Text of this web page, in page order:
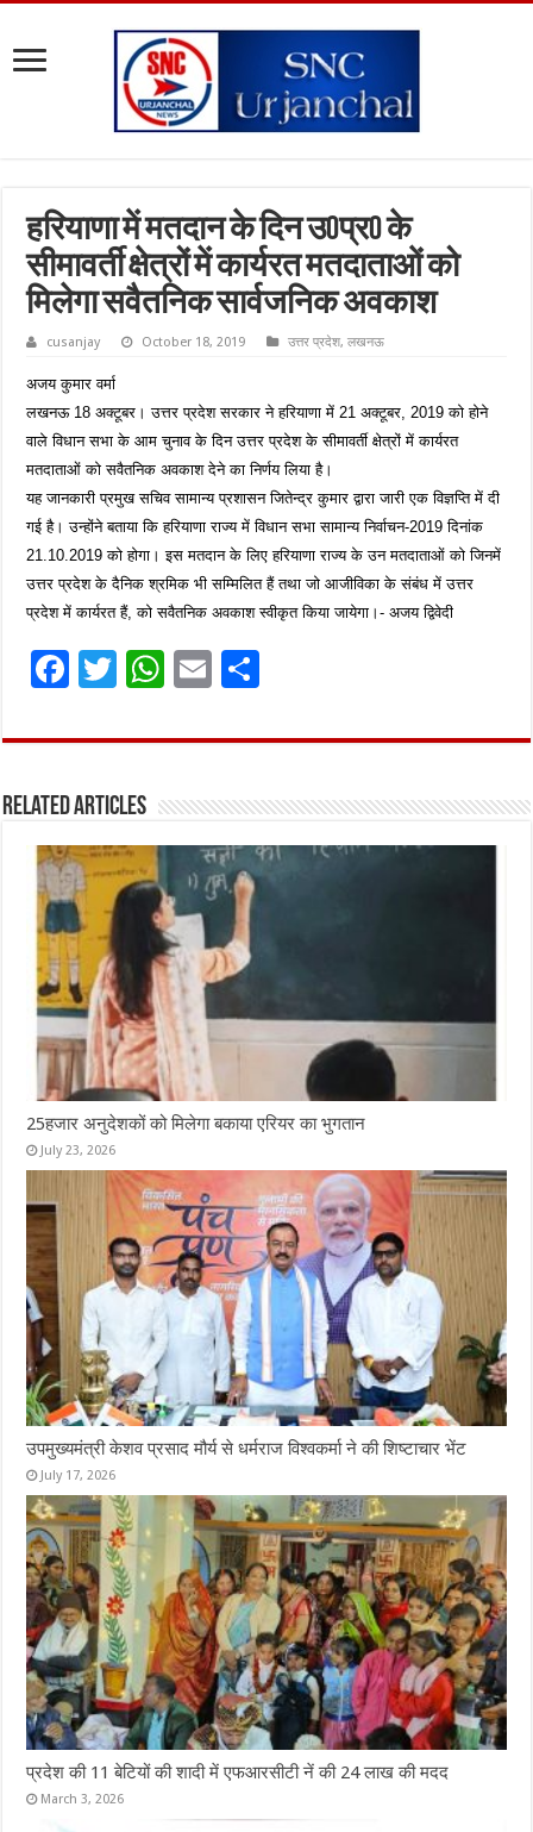
हरियाणा में मतदान के दिन उ0प्र0 के
सीमावर्ती क्षेत्रों में कार्यरत मतदाताओं को
मिलेगा सवैतनिक सार्वजनिक अवकाश
cusanjay October 18, 2019 उत्तर प्रदेश,लखनऊ
अजय कुमार वर्मा
लखनऊ 18 अक्टूबर। उत्तर प्रदेश सरकार ने हरियाणा में 21 अक्टूबर, 2019 को होने
वाले विधान सभा के आम चुनाव के दिन उत्तर प्रदेश के सीमावर्ती क्षेत्रों में कार्यरत
मतदाताओं को सवैतनिक अवकाश देने का निर्णय लिया है।
यह जानकारी प्रमुख सचिव सामान्य प्रशासन जितेन्द्र कुमार द्वारा जारी एक विज्ञप्ति में दी
गई है। उन्होंने बताया कि हरियाणा राज्य में विधान सभा सामान्य निर्वाचन-2019 दिनांक
21.10.2019 को होगा। इस मतदान के लिए हरियाणा राज्य के उन मतदाताओं को जिनमें
उत्तर प्रदेश के दैनिक श्रमिक भी सम्मिलित हैं तथा जो आजीविका के संबंध में उत्तर
प्रदेश में कार्यरत हैं, को सवैतनिक अवकाश स्वीकृत किया जायेगा।- अजय द्विवेदी
F
ce
o
o
k
T
it
r
W
at
A
p
p
E
ai ar
Related Articles
25हजार अनुदेशकों को मिलेगा बकाया एरियर का भुगतान
July 23, 2026
उपमुख्यमंत्री केशव प्रसाद मौर्य से धर्मराज विश्वकर्मा ने की शिष्टाचार भेंट
July 17, 2026
प्रदेश की 11 बेटियों की शादी में एफआरसीटी नें की 24 लाख की मदद
March 3, 2026